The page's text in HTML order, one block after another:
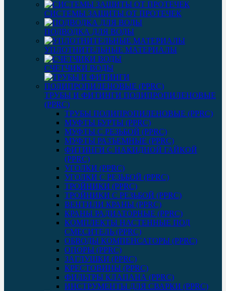
СИСТЕМЫ ЗАЩИТЫ ОТ ПРОТЕЧЕК
ПОДВОДКА ДЛЯ ВОДЫ
УПЛОТНИТЕЛЬНЫЕ МАТЕРИАЛЫ
СЧЕТЧИКИ ВОДЫ
ТРУБЫ И ФИТИНГИ ПОЛИПРОПИЛЕНОВЫЕ
(PPRC)
ТРУБЫ ПОЛИПРОПИЛЕНОВЫЕ (PPRC)
МУФТЫ БУРТЫ (PPRC)
МУФТЫ C РЕЗЬБОЙ (PPRC)
МУФТЫ РАЗЪЕМНЫЕ (PPRC)
ФИТИНГИ С НАКИДНОЙ ГАЙКОЙ
(PPRC)
УГОЛКИ (PPRC)
УГОЛКИ С РЕЗЬБОЙ (PPRC)
ТРОЙНИКИ (PPRC)
ТРОЙНИКИ С РЕЗЬБОЙ (PPRC)
ВЕНТИЛИ КРАНЫ (PPRC)
КРАНЫ РАДИАТОРНЫЕ (PPRC)
КОМПЛЕКТЫ НАСТЕННЫЕ ПОД
СМЕСИТЕЛЬ (PPRC)
ОБВОДЫ КОМПЕНСАТОРЫ (PPRC)
ОПОРЫ (PPRC)
ЗАГЛУШКИ (PPRC)
КРЕСТОВИНЫ (PPRC)
ФИЛЬТРЫ КЛАПАНА (PPRC)
ИНСТРУМЕНТЫ ДЛЯ СВАРКИ (PPRC)